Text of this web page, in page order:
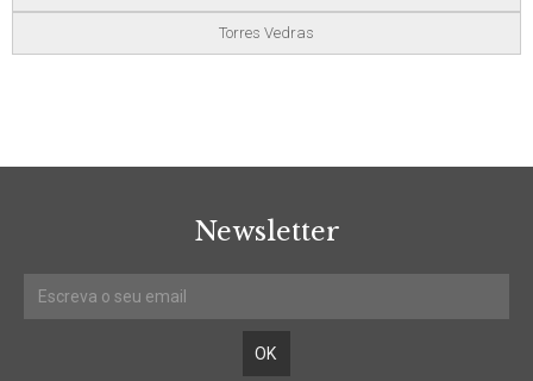
Torres Vedras
Newsletter